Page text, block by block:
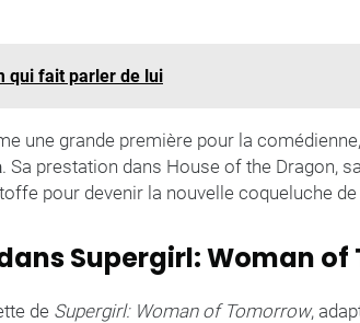
qui fait parler de lui
une grande première pour la comédienne,
. Sa prestation dans House of the Dragon,
pour devenir la nouvelle coqueluche de
Supergirl: Woman
de Supergirl: Woman of Tomorrow,